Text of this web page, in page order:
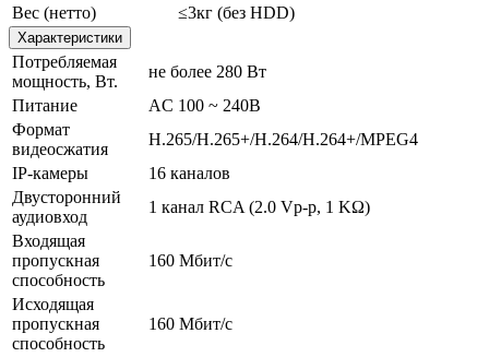
Вес (нетто)
≤3кг (без HDD)
Характеристики
Потребляемая
мощность, Вт.
не более 280 Вт
Питание
AC 100 ~ 240В
Формат
видеосжатия
H.265/H.265+/H.264/H.264+/MPEG4
IP-камеры
16 каналов
Двусторонний
аудиовход
1 канал RCA (2.0 Vp-p, 1 KΩ)
Входящая
пропускная
способность
160 Мбит/с
Исходящая
пропускная
способность
160 Мбит/с